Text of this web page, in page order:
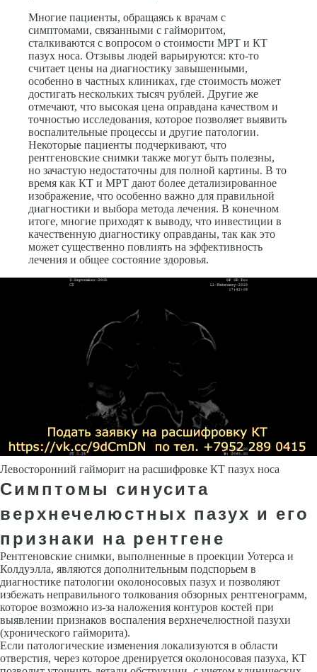
Многие пациенты, обращаясь к врачам с
симптомами, связанными с гайморитом,
сталкиваются с вопросом о стоимости МРТ и КТ
пазух носа. Отзывы людей варьируются: кто-то
считает цены на диагностику завышенными,
особенно в частных клиниках, где стоимость может
достигать нескольких тысяч рублей. Другие же
отмечают, что высокая цена оправдана качеством и
точностью исследования, которое позволяет выявить
воспалительные процессы и другие патологии.
Некоторые пациенты подчеркивают, что
рентгеновские снимки также могут быть полезны,
но зачастую недостаточны для полной картины. В то
время как КТ и МРТ дают более детализированное
изображение, что особенно важно для правильной
диагностики и выбора метода лечения. В конечном
итоге, многие приходят к выводу, что инвестиции в
качественную диагностику оправданы, так как это
может существенно повлиять на эффективность
лечения и общее состояние здоровья.
Левосторонний гайморит на расшифровке КТ пазух носа
Симптомы синусита
верхнечелюстных пазух и его
признаки на рентгене
Рентгеновские снимки, выполненные в проекции Уотерса и
Колдуэлла, являются дополнительным подспорьем в
диагностике патологии околоносовых пазух и позволяют
избежать неправильного толкования обзорных рентгенограмм,
которое возможно из-за наложения контуров костей при
выявлении признаков воспаления верхнечелюстной пазухи
(хронического гайморита).
Если патологические изменения локализуются в области
отверстия, через которое дренируется околоносовая пазуха, КТ